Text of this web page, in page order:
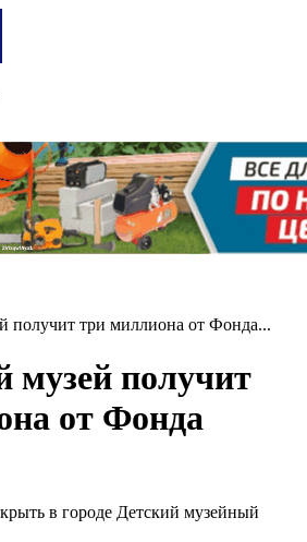
получит три миллиона от Фонда...
музей получит
от Фонда
в городе Детский музейный